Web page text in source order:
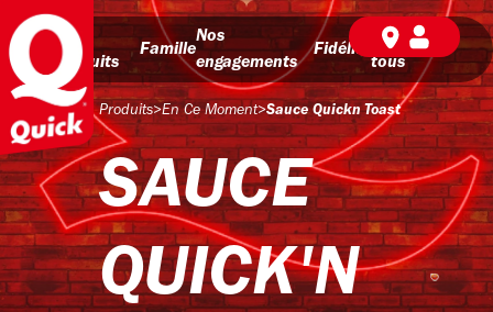
Nos
produits
Famille
Nos
engagements
Fidélité
BD pour
tous
Produits>En Ce Moment>Sauce Quickn Toast
SAUCE
QUICK'N